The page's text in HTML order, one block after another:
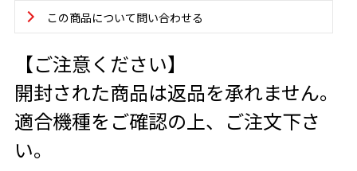
この商品について問い合わせる
【ご注意ください】
開封された商品は返品を承れません。
適合機種をご確認の上、ご注文下さ
い。